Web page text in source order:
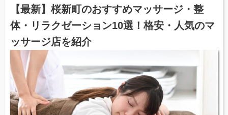
【最新】桜新町のおすすめマッサージ・整
体・リラクゼーション10選！格安・人気のマ
ッサージ店を紹介